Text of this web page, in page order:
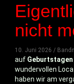
nicht
10. Juni 2026 /
auf Geburtstagen
wundervollen
haben wir am